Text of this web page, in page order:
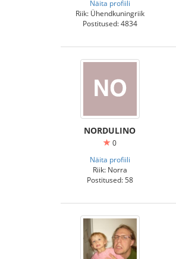
Näita profiili
Riik: Ühendkuningriik
Postitused: 4834
NORDULINO
0
Näita profiili
Riik: Norra
Postitused: 58